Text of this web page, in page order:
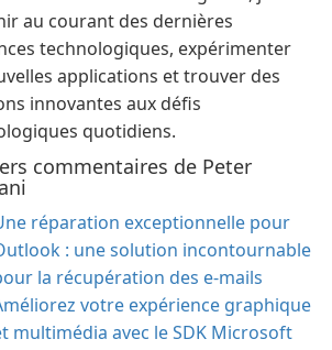
au courant des dernières
technologiques, expérimenter
applications et trouver des
innovantes aux défis
quotidiens.
commentaires de Peter
réparation exceptionnelle pour
: une solution incontournable
la récupération des e-mails
votre expérience graphique
multimédia avec le SDK Microsoft